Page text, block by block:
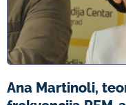
Ana Martinoli,